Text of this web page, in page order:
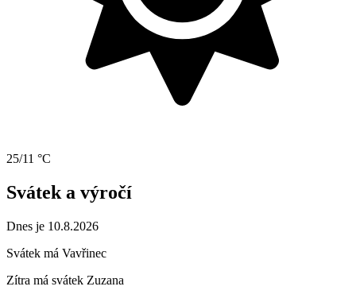
25/11 °C
Svátek a výročí
Dnes je 10.8.2026
Svátek má Vavřinec
Zítra má svátek Zuzana